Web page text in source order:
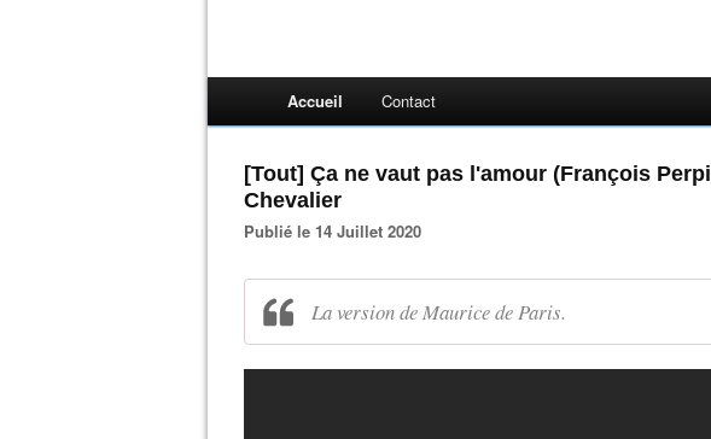
Accueil Contact
[Tout] Ça ne vaut pas l'amour (François
Chevalier
Publié le 14 Juillet 2020
La version de Maurice de Paris.